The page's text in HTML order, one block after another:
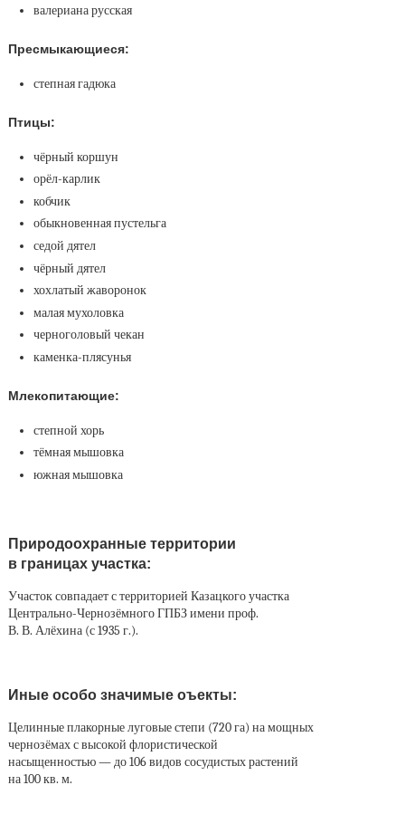
валериана русская
Пресмыкающиеся:
степная гадюка
Птицы:
чёрный коршун
орёл-карлик
кобчик
обыкновенная пустельга
седой дятел
чёрный дятел
хохлатый жаворонок
малая мухоловка
черноголовый чекан
каменка-плясунья
Млекопитающие:
степной хорь
тёмная мышовка
южная мышовка
Природоохранные территории
в границах участка:
Участок совпадает с территорией Казацкого участка
Центрально-Чернозёмного ГПБЗ имени проф.
В. В. Алёхина (с 1935 г.).
Иные особо значимые оъекты:
Целинные плакорные луговые степи (720 га) на мощных
чернозёмах с высокой флористической
насыщенностью — до 106 видов сосудистых растений
на 100 кв. м.